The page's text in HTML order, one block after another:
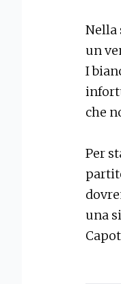
Nella
un
I
che
Per
una